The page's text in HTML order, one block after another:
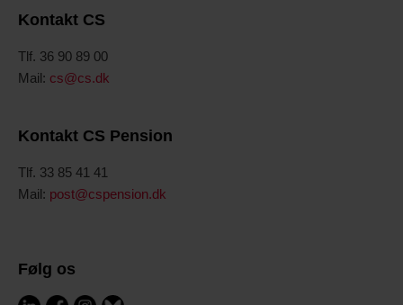
Kontakt CS
Tlf. 36 90 89 00
Mail: cs@cs.dk
Kontakt CS Pension
Tlf. 33 85 41 41
Mail: post@cspension.dk
Følg os